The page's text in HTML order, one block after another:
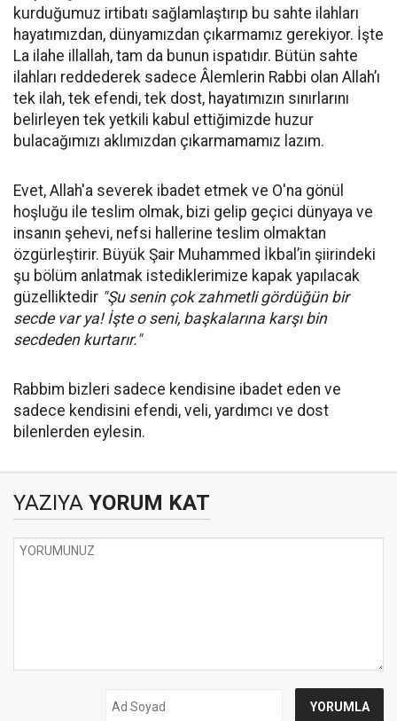
kurduğumuz irtibatı sağlamlaştırıp bu sahte ilahları
hayatımızdan, dünyamızdan çıkarmamız gerekiyor. İşte
La ilahe illallah, tam da bunun ispatıdır. Bütün sahte
ilahları reddederek sadece Âlemlerin Rabbi olan Allah’ı
tek ilah, tek efendi, tek dost, hayatımızın sınırlarını
belirleyen tek yetkili kabul ettiğimizde huzur
bulacağımızı aklımızdan çıkarmamamız lazım.
Evet, Allah'a severek ibadet etmek ve O'na gönül
hoşluğu ile teslim olmak, bizi gelip geçici dünyaya ve
insanın şehevi, nefsi hallerine teslim olmaktan
özgürleştirir. Büyük Şair Muhammed İkbal’in şiirindeki
şu bölüm anlatmak istediklerimize kapak yapılacak
güzelliktedir "Şu senin çok zahmetli gördüğün bir
secde var ya! İşte o seni, başkalarına karşı bin
secdeden kurtarır."
Rabbim bizleri sadece kendisine ibadet eden ve
sadece kendisini efendi, veli, yardımcı ve dost
bilenlerden eylesin.
YAZIYA YORUM KAT